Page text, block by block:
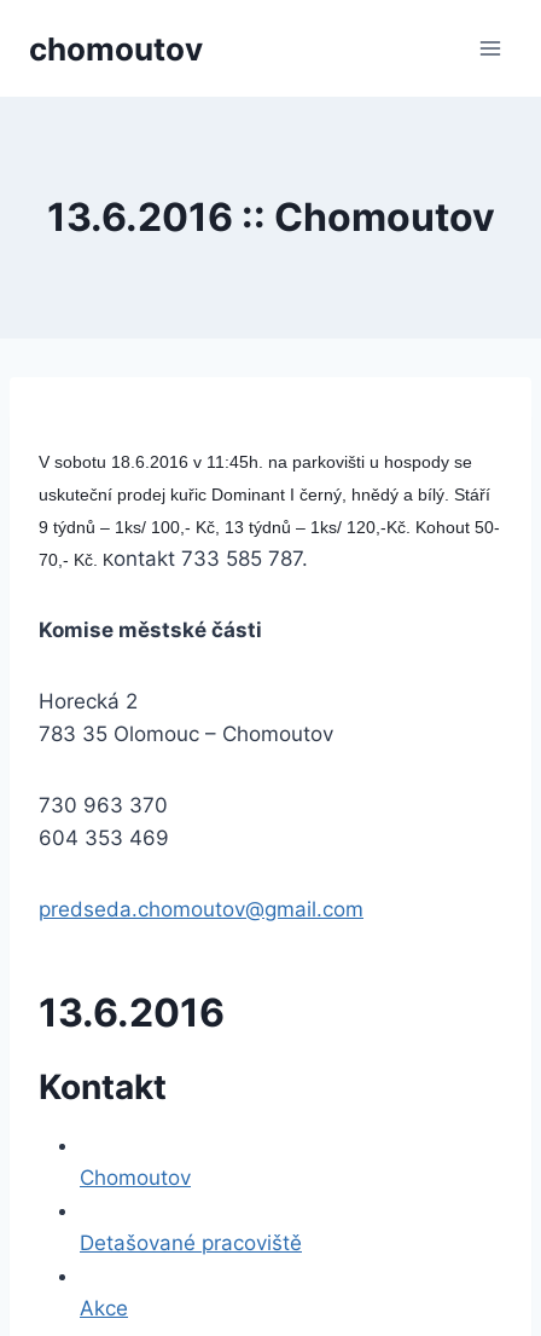
chomoutov
13.6.2016 :: Chomoutov
V sobotu 18.6.2016 v 11:45h. na parkovišti u hospody se
uskuteční prodej kuřic Dominant I černý, hnědý a bílý. Stáří
9 týdnů – 1ks/ 100,- Kč, 13 týdnů – 1ks/ 120,-Kč. Kohout 50-
70,- Kč. Kontakt 733 585 787.
Komise městské části
Horecká 2
783 35 Olomouc – Chomoutov
730 963 370
604 353 469
predseda.chomoutov@gmail.com
13.6.2016
Kontakt
Chomoutov
Detašované pracoviště
Akce